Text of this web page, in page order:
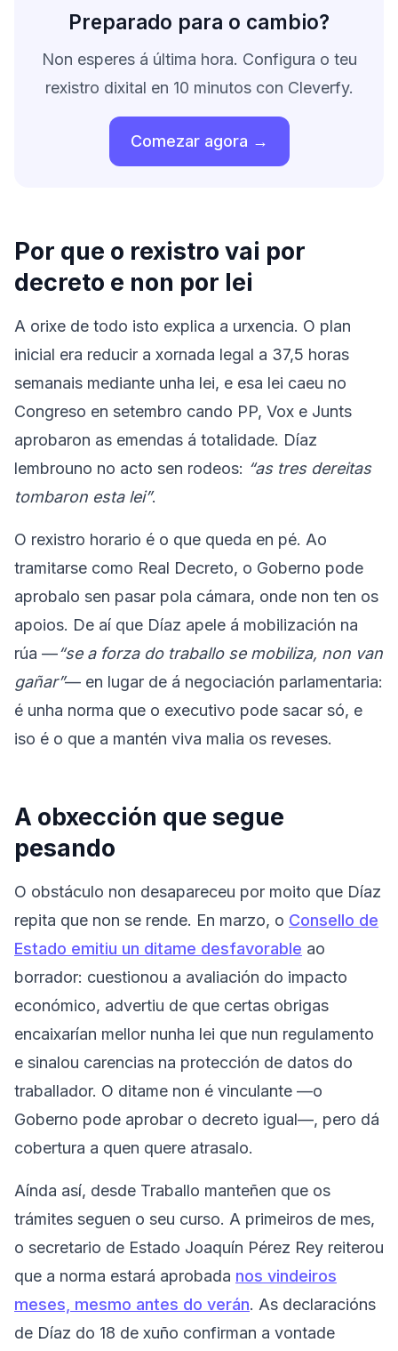
Preparado para o cambio?
Non esperes á última hora. Configura o teu
rexistro dixital en 10 minutos con Cleverfy.
Comezar agora →
Por que o rexistro vai por
decreto e non por lei
A orixe de todo isto explica a urxencia. O plan
inicial era reducir a xornada legal a 37,5 horas
semanais mediante unha lei, e esa lei caeu no
Congreso en setembro cando PP, Vox e Junts
aprobaron as emendas á totalidade. Díaz
lembrouno no acto sen rodeos: “as tres dereitas
tombaron esta lei”.
O rexistro horario é o que queda en pé. Ao
tramitarse como Real Decreto, o Goberno pode
aprobalo sen pasar pola cámara, onde non ten os
apoios. De aí que Díaz apele á mobilización na
rúa —“se a forza do traballo se mobiliza, non van
gañar”— en lugar de á negociación parlamentaria:
é unha norma que o executivo pode sacar só, e
iso é o que a mantén viva malia os reveses.
A obxección que segue
pesando
O obstáculo non desapareceu por moito que Díaz
repita que non se rende. En marzo, o Consello de
Estado emitiu un ditame desfavorable ao
borrador: cuestionou a avaliación do impacto
económico, advertiu de que certas obrigas
encaixarían mellor nunha lei que nun regulamento
e sinalou carencias na protección de datos do
traballador. O ditame non é vinculante —o
Goberno pode aprobar o decreto igual—, pero dá
cobertura a quen quere atrasalo.
Aínda así, desde Traballo manteñen que os
trámites seguen o seu curso. A primeiros de mes,
o secretario de Estado Joaquín Pérez Rey reiterou
que a norma estará aprobada nos vindeiros
meses, mesmo antes do verán. As declaracións
de Díaz do 18 de xuño confirman a vontade